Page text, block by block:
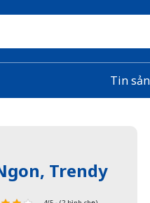
Tin
Trendy